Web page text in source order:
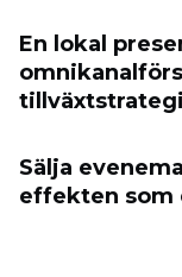
En lokal
tillväxtstrategi
Sälja
effekten som